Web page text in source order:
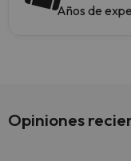
Años de
Opiniones